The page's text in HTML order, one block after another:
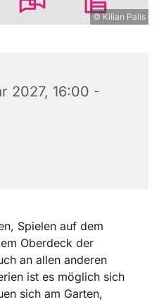
© Kilian Palis
2027, 16:00 -
Spielen auf dem
Oberdeck der
an allen anderen
ist es möglich sich
sich am Garten,